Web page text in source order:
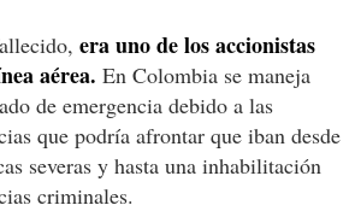
era uno de los accionistas
aérea. En Colombia se maneja
de emergencia debido a las
que podría afrontar que iban desde
severas y hasta una inhabilitación
criminales.